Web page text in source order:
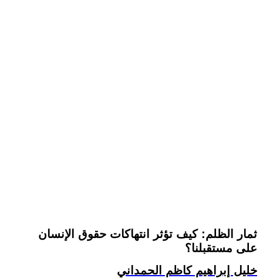
ثمار الظلم: كيف تؤثر انتهاكات حقوق الإنسان
على مستقبلنا؟
خليل إبراهيم كاظم الحمداني